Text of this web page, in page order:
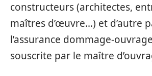
constructeurs (architectes,
maîtres d’œuvre…) et d’autre
l’assurance dommage-
souscrite par le maître